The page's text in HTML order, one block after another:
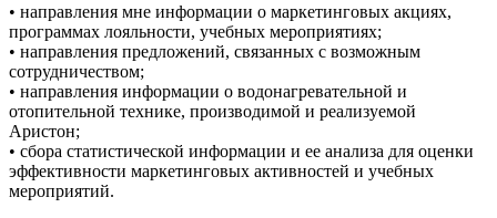
• направления мне информации о маркетинговых акциях,
программах лояльности, учебных мероприятиях;
• направления предложений, связанных с возможным
сотрудничеством;
• направления информации о водонагревательной и
отопительной технике, производимой и реализуемой
Аристон;
• сбора статистической информации и ее анализа для оценки
эффективности маркетинговых активностей и учебных
мероприятий.